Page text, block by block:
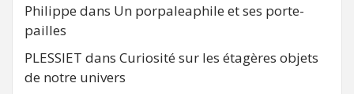
Philippe dans Un porpaleaphile et ses porte-
pailles
PLESSIET dans Curiosité sur les étagères objets
de notre univers